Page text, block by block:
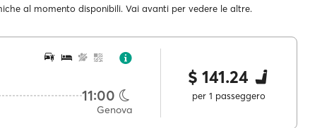
al momento disponibili. Vai avanti per vedere le altre.
11:00
Genova
$ 141.24
per 1 passeggero